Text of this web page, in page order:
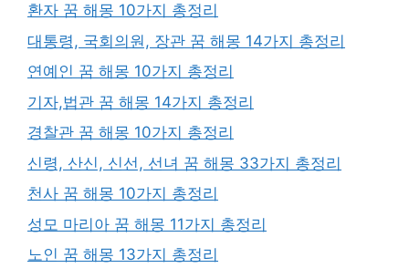
환자 꿈 해몽 10가지 총정리
대통령, 국회의원, 장관 꿈 해몽 14가지 총정리
연예인 꿈 해몽 10가지 총정리
기자,법관 꿈 해몽 14가지 총정리
경찰관 꿈 해몽 10가지 총정리
신령, 산신, 신선, 선녀 꿈 해몽 33가지 총정리
천사 꿈 해몽 10가지 총정리
성모 마리아 꿈 해몽 11가지 총정리
노인 꿈 해몽 13가지 총정리